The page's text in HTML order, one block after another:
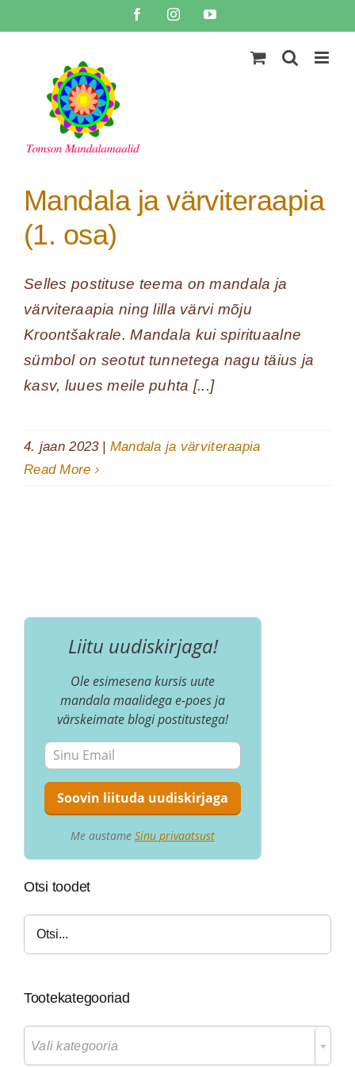
to
FacebookInstagramYouTube
Mandala ja värviteraapia
(1. osa)
Selles postituse teema on mandala ja
värviteraapia ning lilla värvi mõju
Kroontšakrale. Mandala kui spirituaalne
sümbol on seotut tunnetega nagu täius ja
kasv, luues meile puhta [...]
4. jaan 2023 | Mandala ja värviteraapia
Read More
Liitu uudiskirjaga!
Ole esimesena kursis uute
mandala maalidega e-poes ja
värskeimate blogi postitustega!
Me austame Sinu privaatsust
Otsi toodet
Tootekategooriad
Vali kategooria